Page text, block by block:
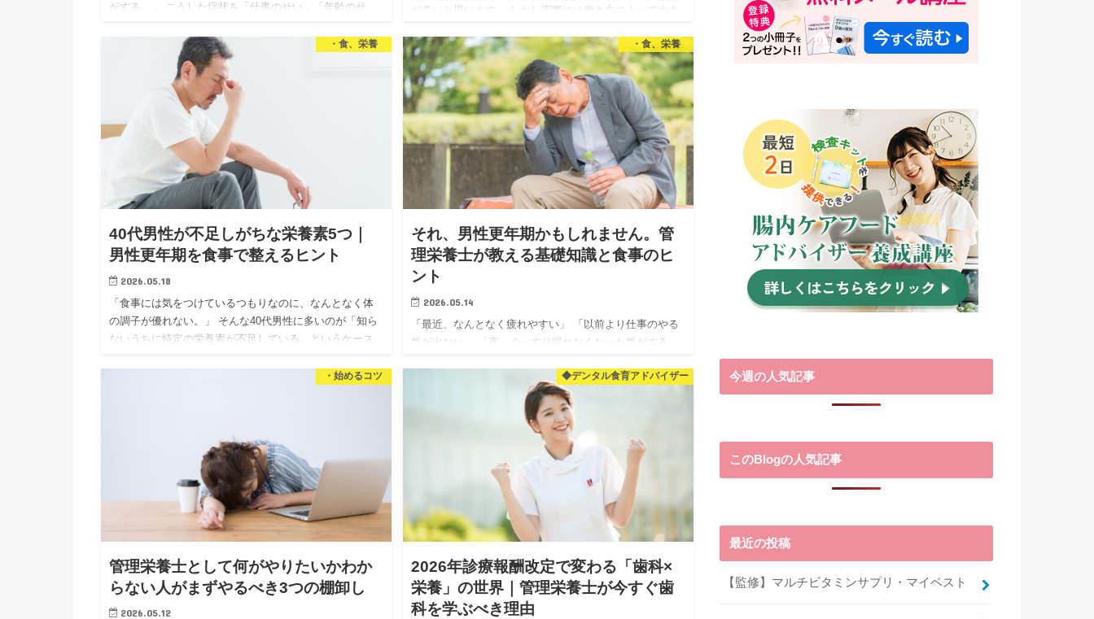
がする。」 こうした症状を「仕事のせい」「年齢のせ
「食事がその…
が多いと思います。 しかし実際には働き方によって大き
す。 「自分に合った仕事が見つからない」 「資格を活か
したいけど何…
・食、栄養
40代男性が不足しがちな栄養素5つ｜
男性更年期を食事で整えるヒント
2026.05.18
「食事には気をつけているつもりなのに、なんとなく体
の調子が優れない。」 そんな40代男性に多いのが「知ら
ないうちに特定の栄養素が不足している」というケース
・食、栄養
それ、男性更年期かもしれません。管
理栄養士が教える基礎知識と食事のヒ
ント
2026.05.14
「最近、なんとなく疲れやすい」 「以前より仕事のやる
気が出ない」 「夜、ぐっすり眠れなくなった気がする」
している…。 そんな40〜50代男性のお悩み、実は「男性
・始めるコツ
管理栄養士として何がやりたいかわか
らない人がまずやるべき3つの棚卸し
2026.05.12
◆デンタル食育アドバイザー
2026年診療報酬改定で変わる「歯科×
栄養」の世界｜管理栄養士が今すぐ歯
科を学ぶべき理由
今週の人気記事
このBlogの人気記事
最近の投稿
【監修】マルチビタミンサプリ・マイベスト